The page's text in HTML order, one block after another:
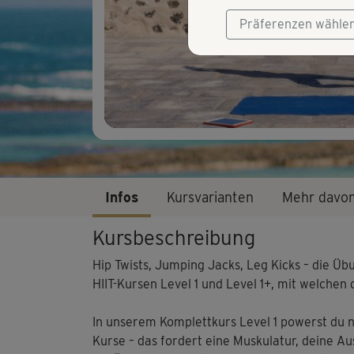
Infos Kursvarianten Mehr
Kursbeschreibung
Hip Twists, Jumping Jacks, Leg Kicks – die
HIIT-Kursen Level 1 und Level 1+, mit
In unserem Komplettkurs Level 1 powerst
Kurse – das fordert eine Muskulatur, deine
Präferenzen